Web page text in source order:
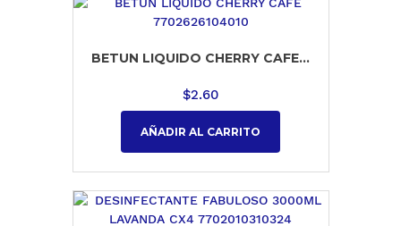
BETUN LIQUIDO CHERRY CAFE...
$2.60
AÑADIR AL CARRITO